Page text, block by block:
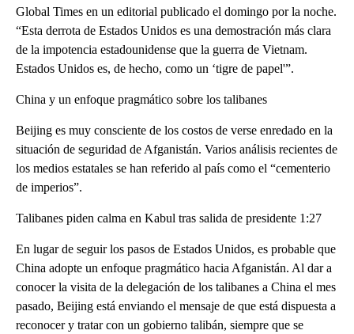
Global Times en un editorial publicado el domingo por la noche.
“Esta derrota de Estados Unidos es una demostración más clara
de la impotencia estadounidense que la guerra de Vietnam.
Estados Unidos es, de hecho, como un ‘tigre de papel'”.
China y un enfoque pragmático sobre los talibanes
Beijing es muy consciente de los costos de verse enredado en la
situación de seguridad de Afganistán. Varios análisis recientes de
los medios estatales se han referido al país como el “cementerio
de imperios”.
Talibanes piden calma en Kabul tras salida de presidente 1:27
En lugar de seguir los pasos de Estados Unidos, es probable que
China adopte un enfoque pragmático hacia Afganistán. Al dar a
conocer la visita de la delegación de los talibanes a China el mes
pasado, Beijing está enviando el mensaje de que está dispuesta a
reconocer y tratar con un gobierno talibán, siempre que se